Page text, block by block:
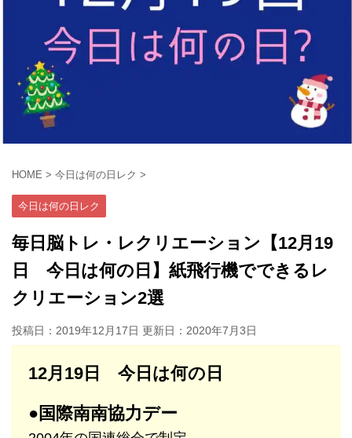
HOME > 今日は何の日レク >
今日は何の日レク
毎日脳トレ・レクリエーション【12月19
日 今日は何の日】紙飛行機でできるレ
クリエーション2選
投稿日：2019年12月17日 更新日： 2020年7月3日
12月19日 今日は何の日
●国際南南協力デー